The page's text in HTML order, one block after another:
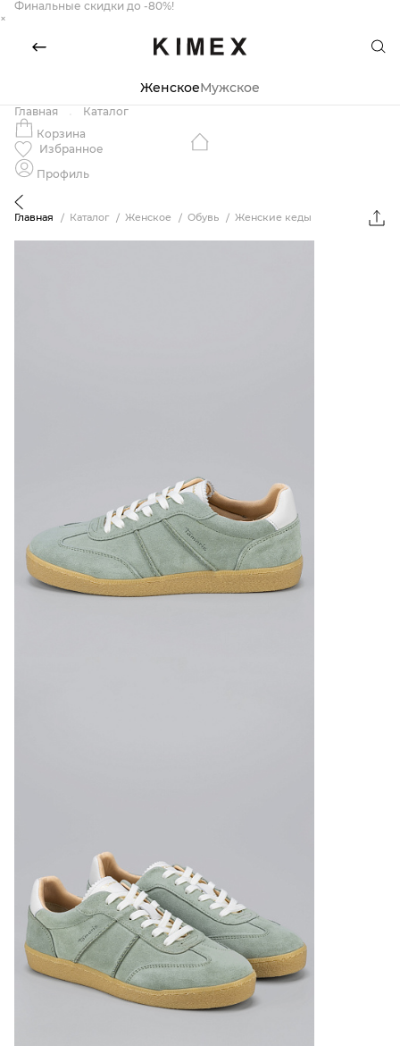
Финальные скидки до -80%!
×
ЖенскоеМужское
Главная
Каталог
Корзина
Избранное
Профиль
Главная Каталог Женское Обувь Женские кеды